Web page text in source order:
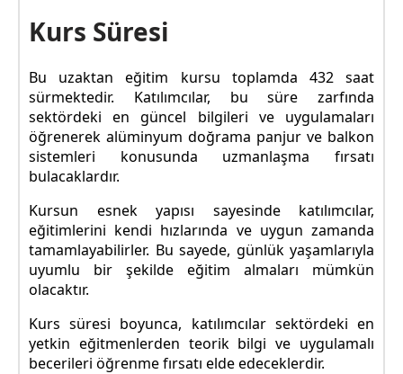
Kurs Süresi
Bu uzaktan eğitim kursu toplamda 432 saat
sürmektedir. Katılımcılar, bu süre zarfında
sektördeki en güncel bilgileri ve uygulamaları
öğrenerek alüminyum doğrama panjur ve balkon
sistemleri konusunda uzmanlaşma fırsatı
bulacaklardır.
Kursun esnek yapısı sayesinde katılımcılar,
eğitimlerini kendi hızlarında ve uygun zamanda
tamamlayabilirler. Bu sayede, günlük yaşamlarıyla
uyumlu bir şekilde eğitim almaları mümkün
olacaktır.
Kurs süresi boyunca, katılımcılar sektördeki en
yetkin eğitmenlerden teorik bilgi ve uygulamalı
becerileri öğrenme fırsatı elde edeceklerdir.